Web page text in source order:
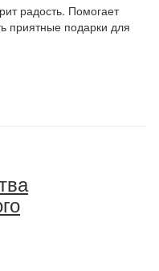
радость. Помогает
приятные подарки для